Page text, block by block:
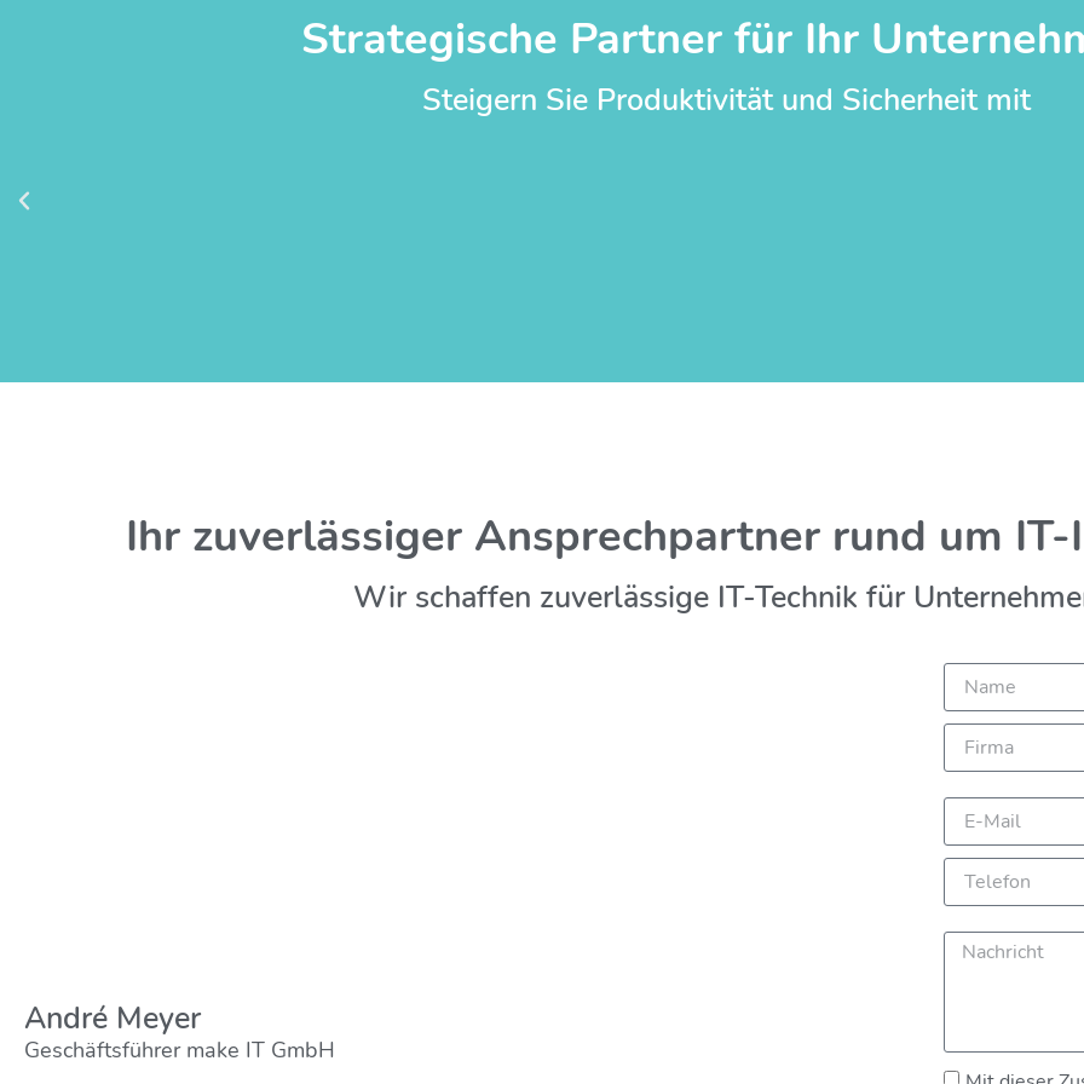
Strategische Partner für Ihr
Steigern Sie Produktivität und Sicherheit mit
Ihr zuverlässiger Ansprechpartner rund um
Wir schaffen zuverlässige IT-Technik für
André Meyer
Geschäftsführer make IT GmbH